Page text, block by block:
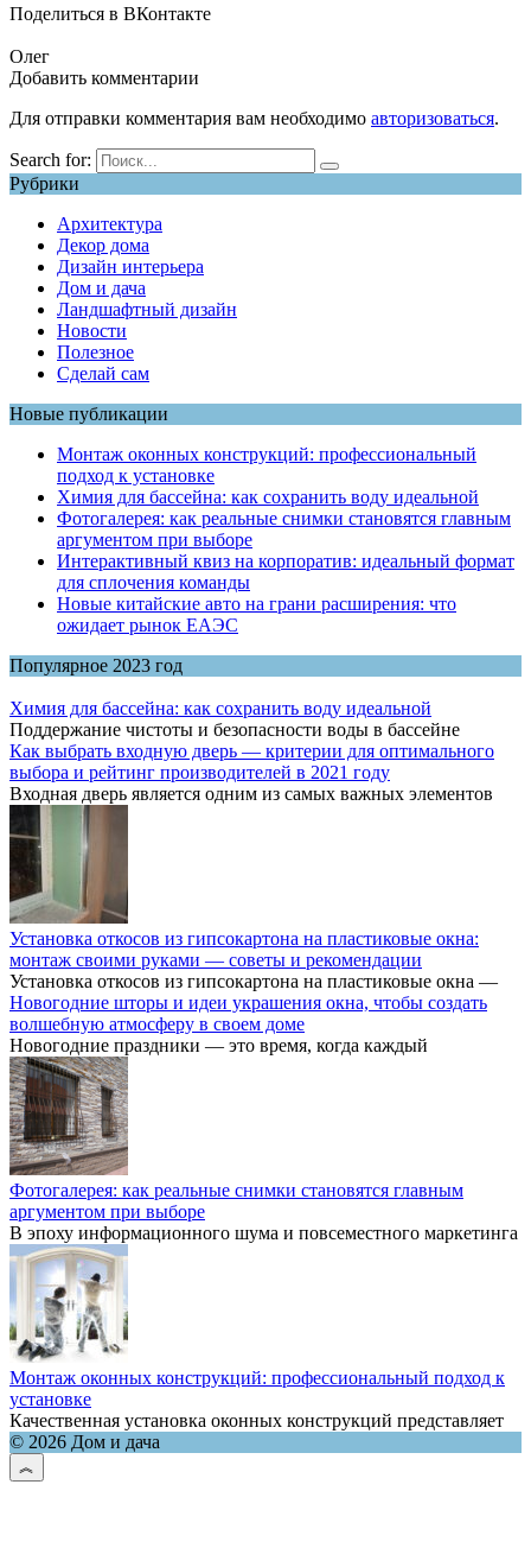
Поделиться в ВКонтакте
Олег
Добавить комментарии
Для отправки комментария вам необходимо авторизоваться.
Search for:
Рубрики
Архитектура
Декор дома
Дизайн интерьера
Дом и дача
Ландшафтный дизайн
Новости
Полезное
Сделай сам
Новые публикации
Монтаж оконных конструкций: профессиональный
подход к установке
Химия для бассейна: как сохранить воду идеальной
Фотогалерея: как реальные снимки становятся главным
аргументом при выборе
Интерактивный квиз на корпоратив: идеальный формат
для сплочения команды
Новые китайские авто на грани расширения: что
ожидает рынок ЕАЭС
Популярное 2023 год
Химия для бассейна: как сохранить воду идеальной
Поддержание чистоты и безопасности воды в бассейне
Как выбрать входную дверь — критерии для оптимального
выбора и рейтинг производителей в 2021 году
Входная дверь является одним из самых важных элементов
Установка откосов из гипсокартона на пластиковые окна:
монтаж своими руками — советы и рекомендации
Установка откосов из гипсокартона на пластиковые окна —
Новогодние шторы и идеи украшения окна, чтобы создать
волшебную атмосферу в своем доме
Новогодние праздники — это время, когда каждый
Фотогалерея: как реальные снимки становятся главным
аргументом при выборе
В эпоху информационного шума и повсеместного маркетинга
Монтаж оконных конструкций: профессиональный подход к
установке
Качественная установка оконных конструкций представляет
© 2026 Дом и дача